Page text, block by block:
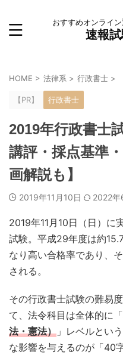
おすすめオンライ
速報
HOME > 法律系 > 行政書士 >
【PR】 行政書士
2019年行政書士
講評・採点基準
画解説も】
2019年11月10日 2022年
2019年11月10日（日）に
試験。平成29年度は約
なり高い合格率であり、
される。
その行政書士試験の難易
て、法令科目は全体的に「
法・憲法） 」レベルとい
な影響を与えるのが「40